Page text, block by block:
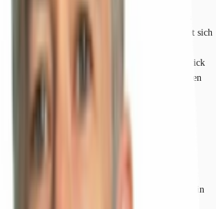
Helfmann-Parks werden die Helfmann Lofts
Büroneubau mit 2 Untergeschossen zeichnet sich
Charakteristische Büroflächen aus. Die
des Gebäudes zum Helfmann-Park führt den Blick
Highlight sind die grßzügigen Dachterrassen
Südbahnhof (Linie: S3, S4), Gehzeit: 13 min
Gewerbegebiet Ost Buslinien 252, Gehzeit: 3 min